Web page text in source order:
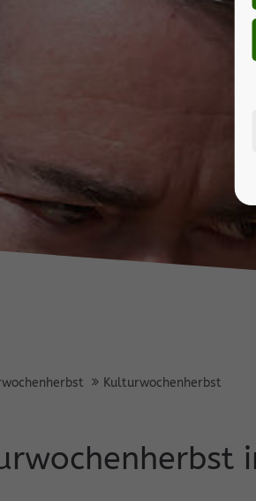
Kulturwochenherbst